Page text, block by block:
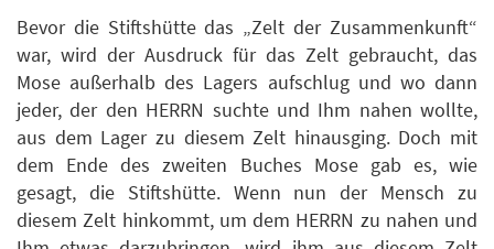
Bevor die Stiftshütte das „Zelt der Zusammenkunft“
war, wird der Ausdruck für das Zelt gebraucht, das
Mose außerhalb des Lagers aufschlug und wo dann
jeder, der den HERRN suchte und Ihm nahen wollte,
aus dem Lager zu diesem Zelt hinausging. Doch mit
dem Ende des zweiten Buches Mose gab es, wie
gesagt, die Stiftshütte. Wenn nun der Mensch zu
diesem Zelt hinkommt, um dem HERRN zu nahen und